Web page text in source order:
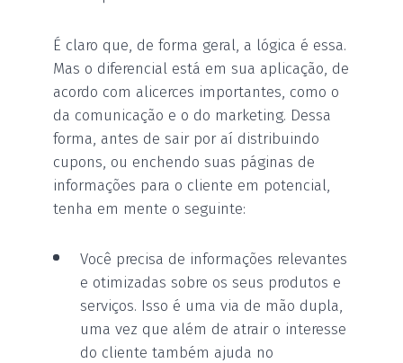
É claro que, de forma geral, a lógica é essa.
Mas o diferencial está em sua aplicação, de
acordo com alicerces importantes, como o
da comunicação e o do marketing. Dessa
forma, antes de sair por aí distribuindo
cupons, ou enchendo suas páginas de
informações para o cliente em potencial,
tenha em mente o seguinte:
Você precisa de informações relevantes
e otimizadas sobre os seus produtos e
serviços. Isso é uma via de mão dupla,
uma vez que além de atrair o interesse
do cliente também ajuda no